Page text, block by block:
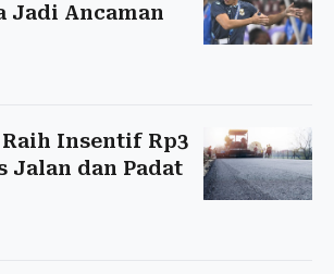
Jadi Ancaman
Insentif Rp3
Jalan dan Padat